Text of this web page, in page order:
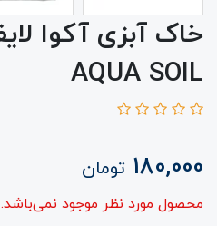
AQUA SOIL
180,000 تومان
محصول مورد نظر موجود نمی‌باشد.